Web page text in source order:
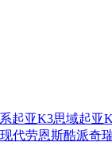
起亚K3思域起亚
现代劳恩斯酷派奇